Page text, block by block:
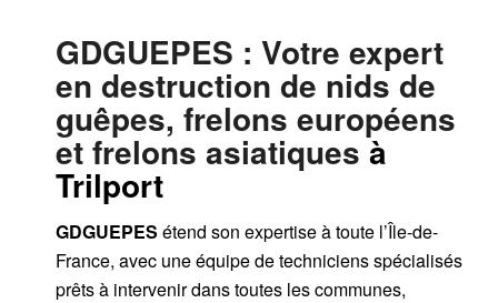
GDGUEPES : Votre expert
en destruction de nids de
guêpes, frelons européens
et frelons asiatiquesà
Trilport
GDGUEPES étend son expertise à toute l’Île-de-
France, avec une équipe de techniciens spécialisés
prêts à intervenir dans toutes les communes,